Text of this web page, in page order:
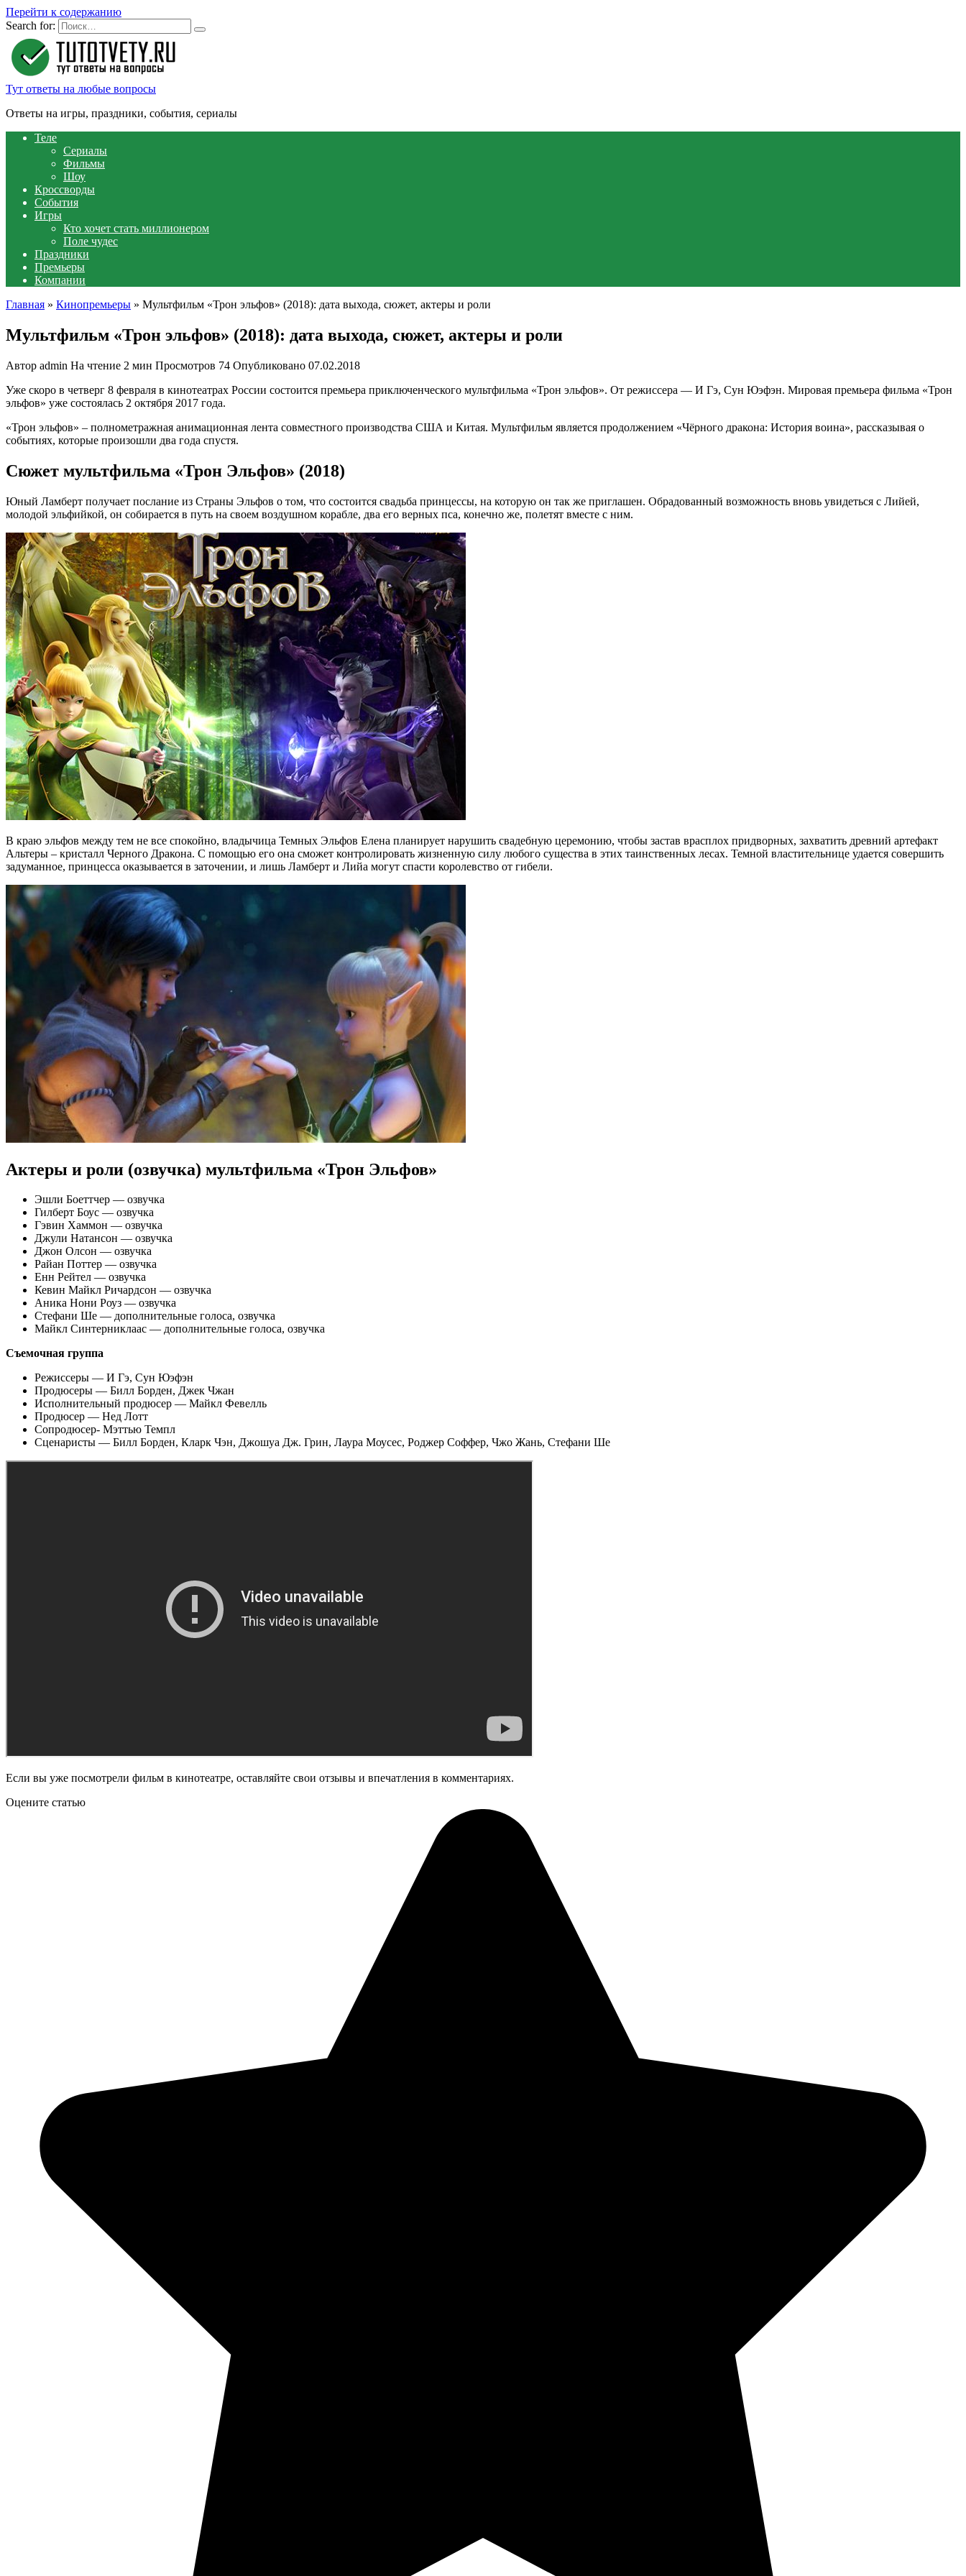
Перейти к содержанию
Search for:
Тут ответы на любые вопросы
Ответы на игры, праздники, события, сериалы
Теле
Сериалы
Фильмы
Шоу
Кроссворды
События
Игры
Кто хочет стать миллионером
Поле чудес
Праздники
Премьеры
Компании
Главная » Кинопремьеры » Мультфильм «Трон эльфов» (2018): дата выхода, сюжет, актеры и роли
Мультфильм «Трон эльфов» (2018): дата выхода, сюжет, актеры и роли
Автор admin На чтение 2 мин Просмотров 74 Опубликовано 07.02.2018
Уже скоро в четверг 8 февраля в кинотеатрах России состоится премьера приключенческого мультфильма «Трон эльфов». От режиссера — И Гэ, Сун Юэфэн. Мировая премьера фильма «Трон
эльфов» уже состоялась 2 октября 2017 года.
«Трон эльфов» ‒ полнометражная анимационная лента совместного производства США и Китая. Мультфильм является продолжением «Чёрного дракона: История воина», рассказывая о
событиях, которые произошли два года спустя.
Сюжет мультфильма «Трон Эльфов» (2018)
Юный Ламберт получает послание из Страны Эльфов о том, что состоится свадьба принцессы, на которую он так же приглашен. Обрадованный возможность вновь увидеться с Лийей,
молодой эльфийкой, он собирается в путь на своем воздушном корабле, два его верных пса, конечно же, полетят вместе с ним.
В краю эльфов между тем не все спокойно, владычица Темных Эльфов Елена планирует нарушить свадебную церемонию, чтобы застав врасплох придворных, захватить древний артефакт
Альтеры – кристалл Черного Дракона. С помощью его она сможет контролировать жизненную силу любого существа в этих таинственных лесах. Темной властительнице удается совершить
задуманное, принцесса оказывается в заточении, и лишь Ламберт и Лийа могут спасти королевство от гибели.
Актеры и роли (озвучка) мультфильма «Трон Эльфов»
Эшли Боеттчер — озвучка
Гилберт Боус — озвучка
Гэвин Хаммон — озвучка
Джули Натансон — озвучка
Джон Олсон — озвучка
Райан Поттер — озвучка
Енн Рейтел — озвучка
Кевин Майкл Ричардсон — озвучка
Аника Нони Роуз — озвучка
Стефани Ше — дополнительные голоса, озвучка
Майкл Синтерниклаас — дополнительные голоса, озвучка
Съемочная группа
Режиссеры — И Гэ, Сун Юэфэн
Продюсеры — Билл Борден, Джек Чжан
Исполнительный продюсер — Майкл Февелль
Продюсер — Нед Лотт
Сопродюсер- Мэттью Темпл
Сценаристы — Билл Борден, Кларк Чэн, Джошуа Дж. Грин, Лаура Моусес, Роджер Соффер, Чжо Жань, Стефани Ше
Если вы уже посмотрели фильм в кинотеатре, оставляйте свои отзывы и впечатления в комментариях.
Оцените статью